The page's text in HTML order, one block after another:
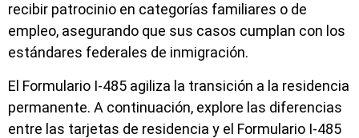
recibir patrocinio en categorías familiares o de
empleo, asegurando que sus casos cumplan con los
estándares federales de inmigración.
El Formulario I-485 agiliza la transición a la residencia
permanente. A continuación, explore las diferencias
entre las tarjetas de residencia y el Formulario I-485